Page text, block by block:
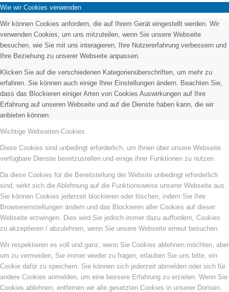
Wie wir Cookies verwenden
Wir können Cookies anfordern, die auf Ihrem Gerät eingestellt werden. Wir
verwenden Cookies, um uns mitzuteilen, wenn Sie unsere Webseite
besuchen, wie Sie mit uns interagieren, Ihre Nutzererfahrung verbessern und
Ihre Beziehung zu unserer Webseite anpassen.
Klicken Sie auf die verschiedenen Kategorienüberschriften, um mehr zu
erfahren. Sie können auch einige Ihrer Einstellungen ändern. Beachten Sie,
dass das Blockieren einiger Arten von Cookies Auswirkungen auf Ihre
Erfahrung auf unseren Webseite und auf die Dienste haben kann, die wir
anbieten können.
Wichtige Webseiten-Cookies
Diese Cookies sind unbedingt erforderlich, um Ihnen über unsere Webseite
verfügbare Dienste bereitzustellen und einige ihrer Funktionen zu nutzen.
Da diese Cookies für die Bereitstellung der Website unbedingt erforderlich
sind, wirkt sich die Ablehnung auf die Funktionsweise unserer Webseite aus.
Sie können Cookies jederzeit blockieren oder löschen, indem Sie Ihre
Browsereinstellungen ändern und das Blockieren aller Cookies auf dieser
Webseite erzwingen. Dies wird Sie jedoch immer dazu auffordern, Cookies
zu akzeptieren / abzulehnen, wenn Sie unsere Webseite erneut besuchen.
Wir respektieren es voll und ganz, wenn Sie Cookies ablehnen möchten, aber
um zu vermeiden, Sie immer wieder zu fragen, erlauben Sie uns bitte, ein
Cookie dafür zu speichern. Sie können sich jederzeit abmelden oder sich für
andere Cookies anmelden, um eine bessere Erfahrung zu erzielen. Wenn Sie
Cookies ablehnen, entfernen wir alle gesetzten Cookies in unserer Domain.